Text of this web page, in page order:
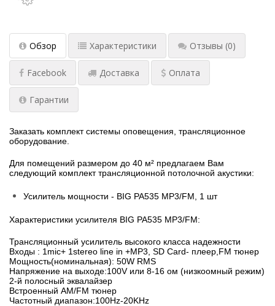
Обзор Характеристики Отзывы (0)
Facebook Доставка Оплата
Гарантии
Заказать комплект системы оповещения, трансляционное
оборудование.
Для помещений размером до 40 м² предлагаем Вам
следующий комплект трансляционной потолочной акустики:
Усилитель мощности - BIG PA535 MP3/FM, 1 шт
Характеристики усилителя BIG PA535 MP3/FM:
Трансляционный усилитель высокого класса надежности
Входы : 1mic+ 1stereo line in +МР3, SD Card- плеер,FM тюнер
Мощность(номинальная): 50W RMS
Напряжение на выходе:100V или 8-16 ом (низкоомный режим)
2-й полосный эквалайзер
Встроенный AM/FM тюнер
Частотный диапазон:100Hz-20KHz